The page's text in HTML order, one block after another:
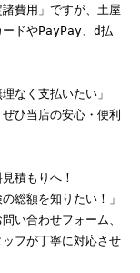
費用」ですが、土屋
ードやPayPay、d払
なく支払いたい」
ひ当店の安心・便利
積もりへ！
総額を知りたい！」
い合わせフォーム、
フが丁寧に対応させ